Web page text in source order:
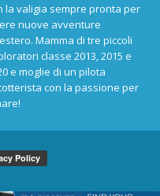
la valigia sempre pronta per
nuove avventure
Mamma di tre piccoli
classe 2013, 2015 e
e moglie di un pilota
con la passione per